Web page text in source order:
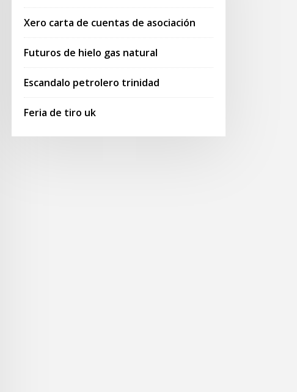
Xero carta de cuentas de asociación
Futuros de hielo gas natural
Escandalo petrolero trinidad
Feria de tiro uk